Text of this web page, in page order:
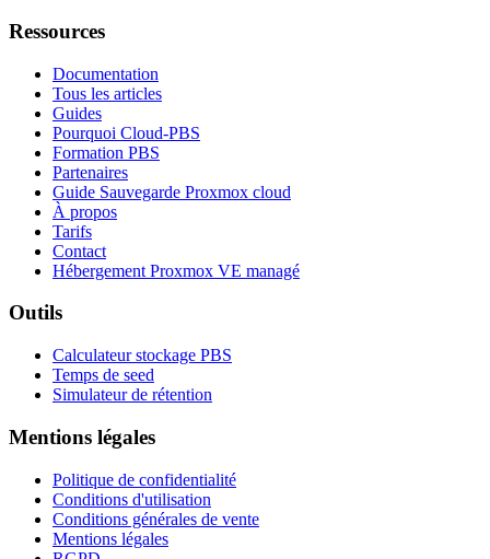
Ressources
Documentation
Tous les articles
Guides
Pourquoi Cloud-PBS
Formation PBS
Partenaires
Guide Sauvegarde Proxmox cloud
À propos
Tarifs
Contact
Hébergement Proxmox VE managé
Outils
Calculateur stockage PBS
Temps de seed
Simulateur de rétention
Mentions légales
Politique de confidentialité
Conditions d'utilisation
Conditions générales de vente
Mentions légales